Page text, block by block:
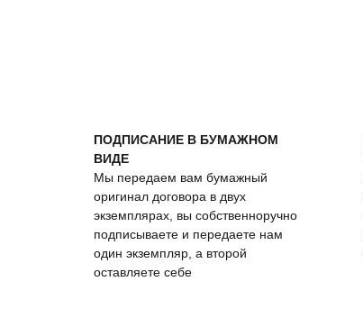
ПОДПИСАНИЕ В БУМАЖНОМ
ВИДЕ
Мы передаем вам бумажный
оригинал договора в двух
экземплярах, вы собственноручно
подписываете и передаете нам
один экземпляр, а второй
оставляете себе